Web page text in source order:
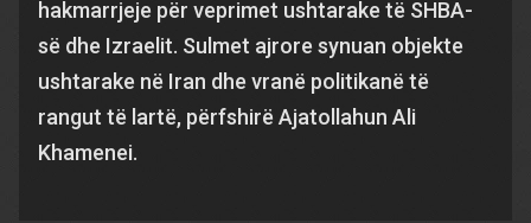
hakmarrjeje për veprimet ushtarake të SHBA-
së dhe Izraelit. Sulmet ajrore synuan objekte
ushtarake në Iran dhe vranë politikanë të
rangut të lartë, përfshirë Ajatollahun Ali
Khamenei.